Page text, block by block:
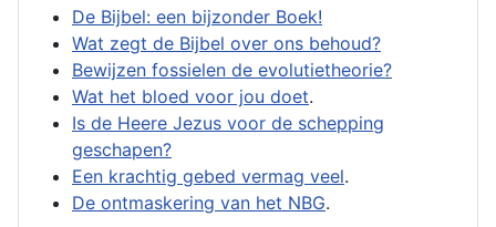
De Bijbel: een bijzonder Boek!
Wat zegt de Bijbel over ons behoud?
Bewijzen fossielen de evolutietheorie?
Wat het bloed voor jou doet.
Is de Heere Jezus voor de schepping
geschapen?
Een krachtig gebed vermag veel.
De ontmaskering van het NBG.